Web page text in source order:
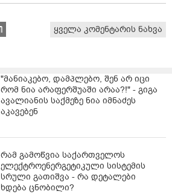
რუსი არ იყო
კომენტარს, როცა არ ვიცი
მე კომენტარებს ვერ ვაკეთებ.
მითხრას, რა კანონია. თუ
ვიქნები. ყველაფერ
ვარ. ოკუპირებული აქვთ ჩვენი
სამაჩაბლო.
მნიშვნელოვანი. ახლა კი არა,
მანძილზე, ჩვენ
ყველა კომენტარის ნახვა
"მანიაკებო, დამპლებო, შენ არ იცი
რომ ნია არაფერშუაში არაა?!" - გიგა
ავალიანის საქმეზე ნია იმნაძეს
აკავებენ
რამ გამოწვია საქართველოს
ელექტროენერგეტიკული სისტემის
სრული გათიშვა - რა დეტალები
ხდება ცნობილი?